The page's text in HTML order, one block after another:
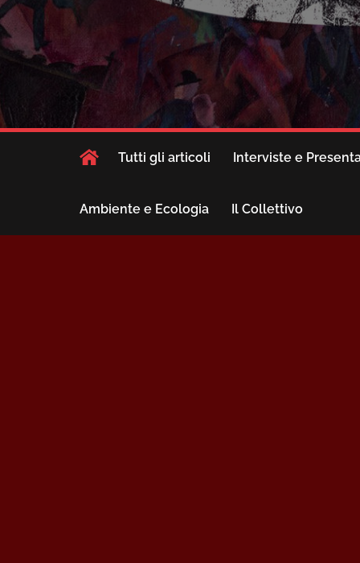
Tutti gli articoli Interviste e
Ambiente e Ecologia Il Collettivo